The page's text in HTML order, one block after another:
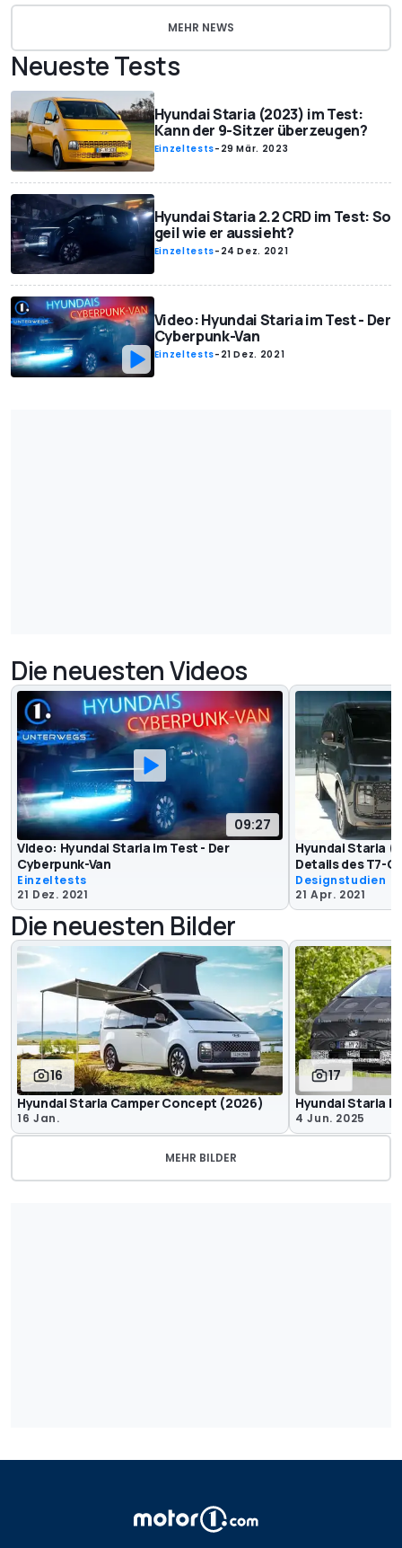
MEHR NEWS
Neueste Tests
Hyundai Staria (2023) im Test:
Kann der 9-Sitzer überzeugen?
Einzeltests- 29 Mär. 2023
Hyundai Staria 2.2 CRD im Test: So
geil wie er aussieht?
Einzeltests- 24 Dez. 2021
Video: Hyundai Staria im Test - Der
Cyberpunk-Van
Einzeltests- 21 Dez. 2021
Die neuesten Videos
09:27
Video: Hyundai Staria im Test - Der
Cyberpunk-Van
Einzeltests
21 Dez. 2021
Hyundai Staria
Details des T7-
Designstudien
21 Apr. 2021
Die neuesten Bilder
16
Hyundai Staria Camper Concept (2026)
16 Jan.
17
Hyundai Staria
4 Jun. 2025
MEHR BILDER